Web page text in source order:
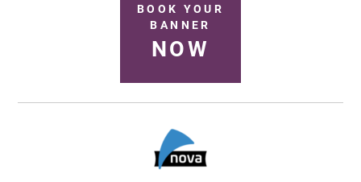
BOOK YOUR
BANNER
NOW